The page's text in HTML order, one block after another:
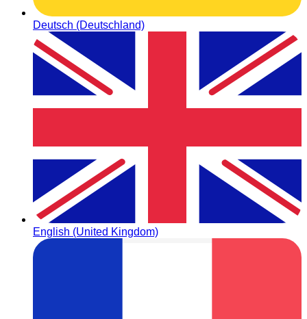
Deutsch (Deutschland)
English (United Kingdom)